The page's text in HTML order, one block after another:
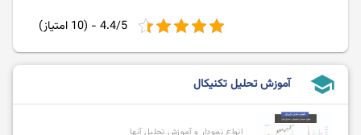
4.4/5 - (10 امتیاز)
school آموزش تحلیل تکنیکال
انواع نمودار و آموزش تحلیل آنها